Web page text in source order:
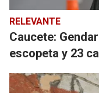
RELEVANTE
Caucete:
escopeta y 23